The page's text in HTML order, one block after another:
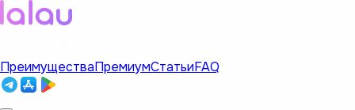
ПреимуществаПремиумСтатьиFAQ